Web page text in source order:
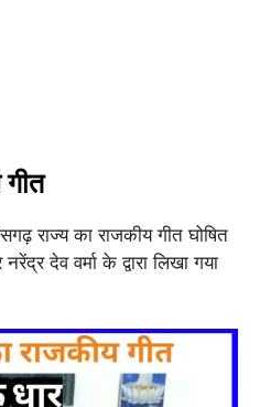
राज्य का राजकीय गीत घोषित
देव वर्मा के द्वारा लिखा गया